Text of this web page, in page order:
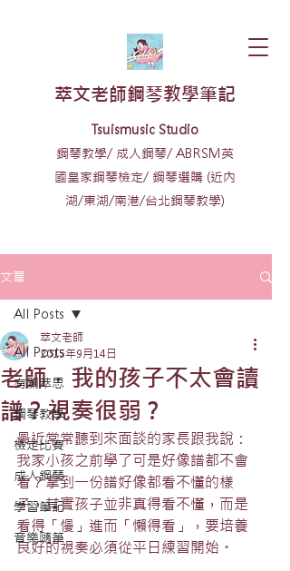
​萃文老師鋼琴教學筆記
​​Tsuismusic Studio
鋼琴教學/ 成人鋼琴/ ABRSM英
國皇家鋼琴檢定/ 鋼琴選購 (近內
湖/東湖/南港/台北鋼琴教學)
文章
All Posts
有關萃思
鋼琴教學
檢定比賽
成人鋼琴
學習筆記
音樂隨筆
All Posts
老師，我的孩子不太會讀
譜？視奏很弱？
萃文老師
2015年9月14日
最近常常聽到來面談的家長跟我說：
我家小孩之前學了可是好像譜都不會
看？拿到一份譜好像都看不懂的樣
子，其實孩子並非真得看不懂，而是
看得「慢」進而「懶得看」，要培養
良好的視奏必須從平日練習開始。